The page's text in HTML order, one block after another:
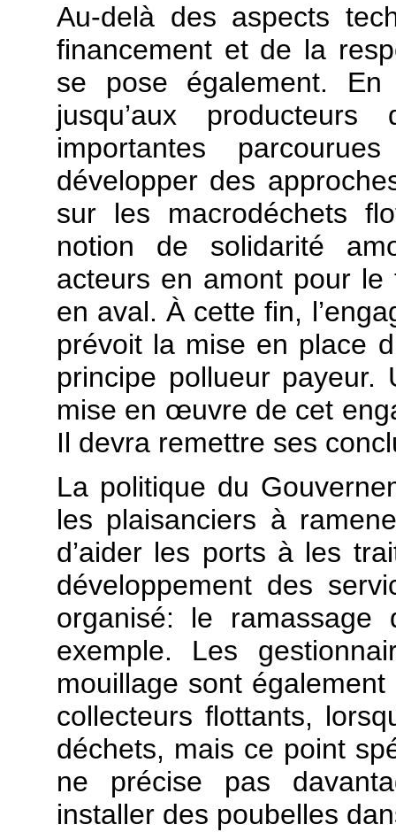
Au-delà des aspects
financement et de la
se pose également. En
jusqu’aux
importantes
développer des
sur les macrodéchets
notion de solidarité
acteurs en amont pour le
en aval. À cette fin,
prévoit la mise en place
principe pollueur
mise en œuvre de cet
Il devra remettre ses
La politique du
les plaisanciers à
d’aider les ports à les
développement des
organisé: le
exemple. Les
mouillage sont
collecteurs flottants,
déchets, mais ce point
ne précise pas
installer des poubelles